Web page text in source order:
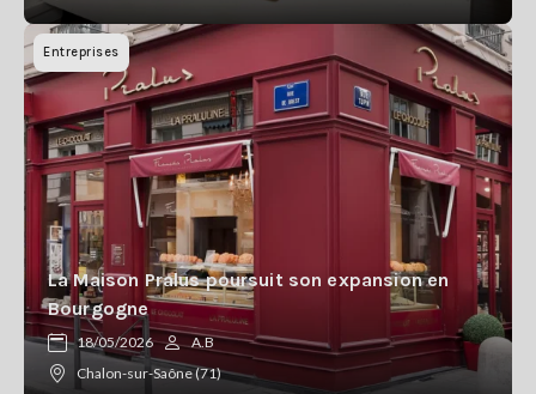
Entreprises
La Maison Pralus poursuit son expansion en
Bourgogne
18/05/2026
A.B
Chalon-sur-Saône (71)